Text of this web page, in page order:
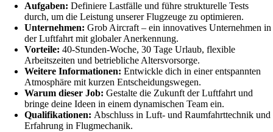
Aufgaben: Definiere Lastfälle und führe strukturelle Tests
durch, um die Leistung unserer Flugzeuge zu optimieren.
Unternehmen: Grob Aircraft – ein innovatives Unternehmen in
der Luftfahrt mit globaler Anerkennung.
Vorteile: 40-Stunden-Woche, 30 Tage Urlaub, flexible
Arbeitszeiten und betriebliche Altersvorsorge.
Weitere Informationen: Entwickle dich in einer entspannten
Atmosphäre mit kurzen Entscheidungswegen.
Warum dieser Job: Gestalte die Zukunft der Luftfahrt und
bringe deine Ideen in einem dynamischen Team ein.
Qualifikationen: Abschluss in Luft- und Raumfahrttechnik und
Erfahrung in Flugmechanik.